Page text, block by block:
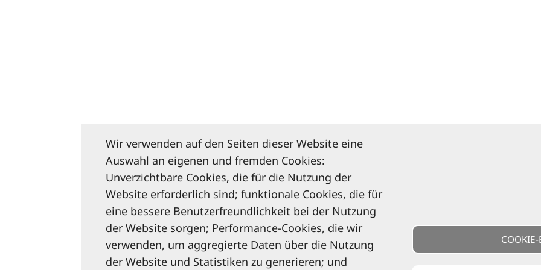
Wir verwenden auf den Seiten dieser Website eine
Auswahl an eigenen und fremden Cookies:
Unverzichtbare Cookies, die für die Nutzung der
Website erforderlich sind; funktionale Cookies, die für
eine bessere Benutzerfreundlichkeit bei der Nutzung
der Website sorgen; Performance-Cookies, die wir
verwenden, um aggregierte Daten über die Nutzung
der Website und Statistiken zu generieren; und